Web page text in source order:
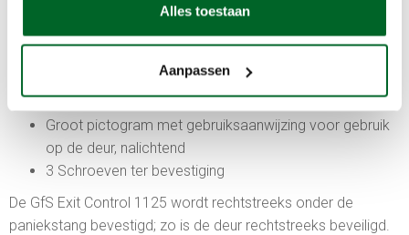
Alles toestaan
Aanpassen
Deur reed contact voorkomt dat de deur geopend blijft
Klein pictogram met richtingspijl voor gebruik op de
GfS Exit Control, nalichtend
Groot pictogram met gebruiksaanwijzing voor gebruik
op de deur, nalichtend
3 Schroeven ter bevestiging
De GfS Exit Control 1125 wordt rechtstreeks onder de
paniekstang bevestigd; zo is de deur rechtstreeks beveiligd.